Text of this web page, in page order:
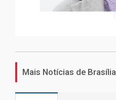
Mais Notícias de Brasília